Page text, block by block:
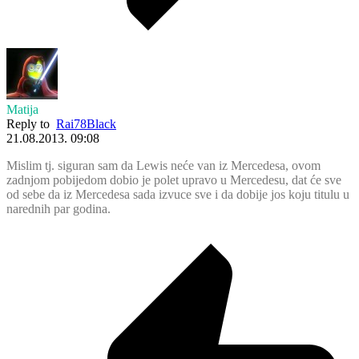
Matija
Reply to Rai78Black
21.08.2013. 09:08
Mislim tj. siguran sam da Lewis neće van iz Mercedesa, ovom
zadnjom pobijedom dobio je polet upravo u Mercedesu, dat će sve
od sebe da iz Mercedesa sada izvuce sve i da dobije jos koju titulu u
narednih par godina.